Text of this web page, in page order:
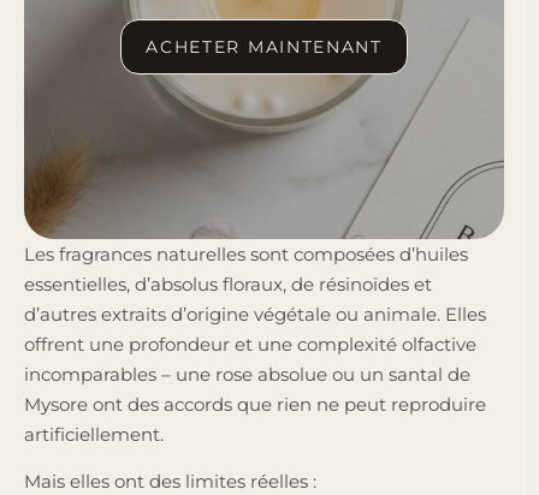
ACHETER MAINTENANT
Les fragrances naturelles sont composées d’huiles
essentielles, d’absolus floraux, de résinoïdes et
d’autres extraits d’origine végétale ou animale. Elles
offrent une profondeur et une complexité olfactive
incomparables – une rose absolue ou un santal de
Mysore ont des accords que rien ne peut reproduire
artificiellement.
Mais elles ont des limites réelles :